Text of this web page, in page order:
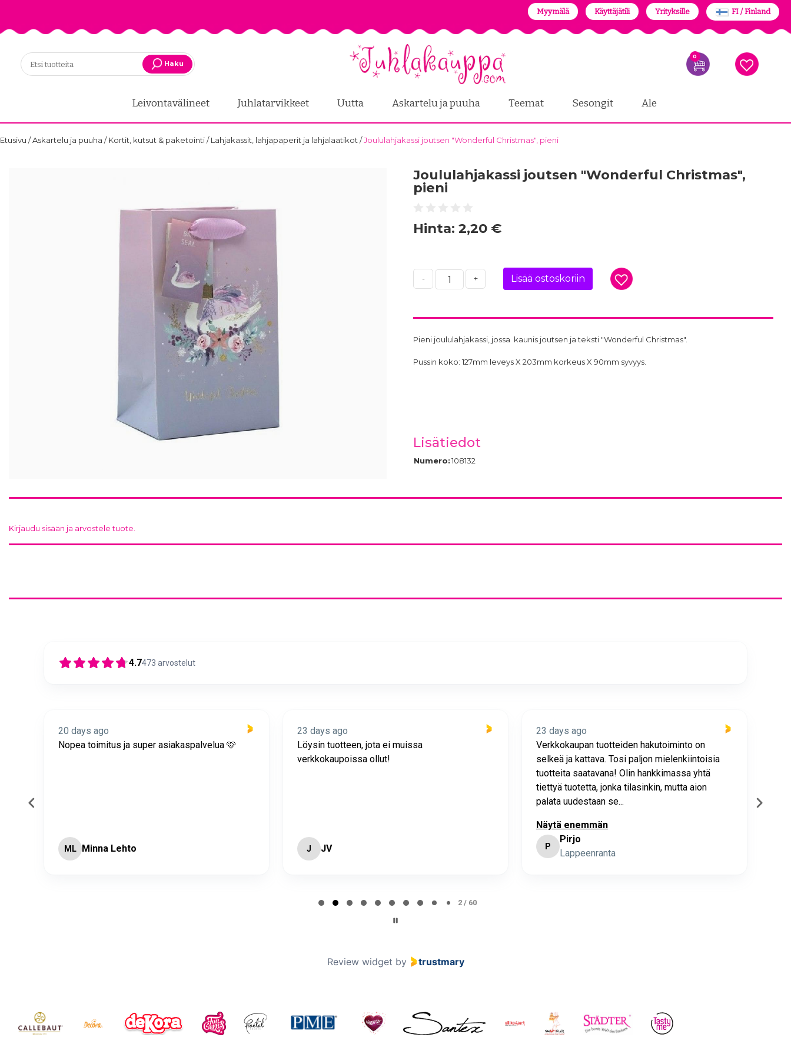
Myymälä Käyttäjätili Yrityksille FI / Finland
Haku
0
Leivontavälineet Juhlatarvikkeet Uutta Askartelu ja puuha Teemat Sesongit Ale
Etusivu /Askartelu ja puuha /Kortit, kutsut & paketointi/Lahjakassit, lahjapaperit ja lahjalaatikot /Joululahjakassi joutsen "Wonderful Christmas", pieni
Joululahjakassi joutsen "Wonderful Christmas",
pieni
Hinta: 2,20 €
- + Lisää ostoskoriin
Pieni joululahjakassi, jossa kaunis joutsen ja teksti "Wonderful Christmas".
Pussin koko: 127mm leveys X 203mm korkeus X 90mm syvyys.
Lisätiedot
Numero:108132
Kirjaudu sisään ja arvostele tuote.
4.7473 arvostelut
20 days ago
Nopea toimitus ja super asiakaspalvelua 🩷
ML Minna Lehto
23 days ago
Löysin tuotteen, jota ei muissa
verkkokaupoissa ollut!
J JV
23 days ago
Verkkokaupan tuotteiden hakutoiminto on
selkeä ja kattava. Tosi paljon mielenkiintoisia
tuotteita saatavana! Olin hankkimassa yhtä
tiettyä tuotetta, jonka tilasinkin, mutta aion
palata uudestaan se...
Näytä enemmän
P
Pirjo
Lappeenranta
2 / 60
Review widget by trustmary